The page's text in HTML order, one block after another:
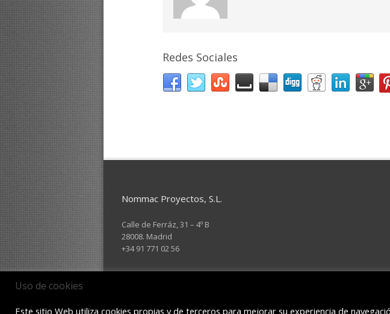
Redes Sociales
Nommac Proyectos, S.L.
Calle de Ferráz, 31 – 4º B
28008. Madrid
+34 91 771 02 56
Uso de cookies
Este sitio Web utiliza cookies propias y de terceros para mejorar su experiencia de